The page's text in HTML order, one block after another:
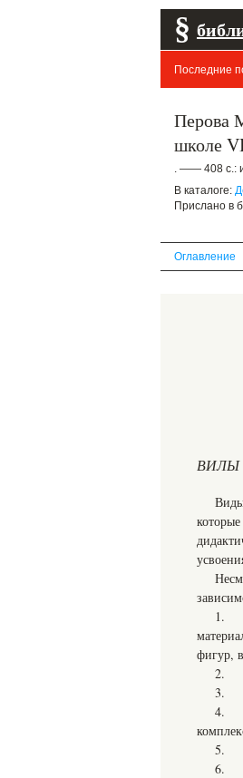
§
Последние
Перова
школе
. —— 408 с.:
В каталоге:
Прислано в
Оглавление
ВИЛЫ
1.
фигур,
2.
3.
4.
5.
6.